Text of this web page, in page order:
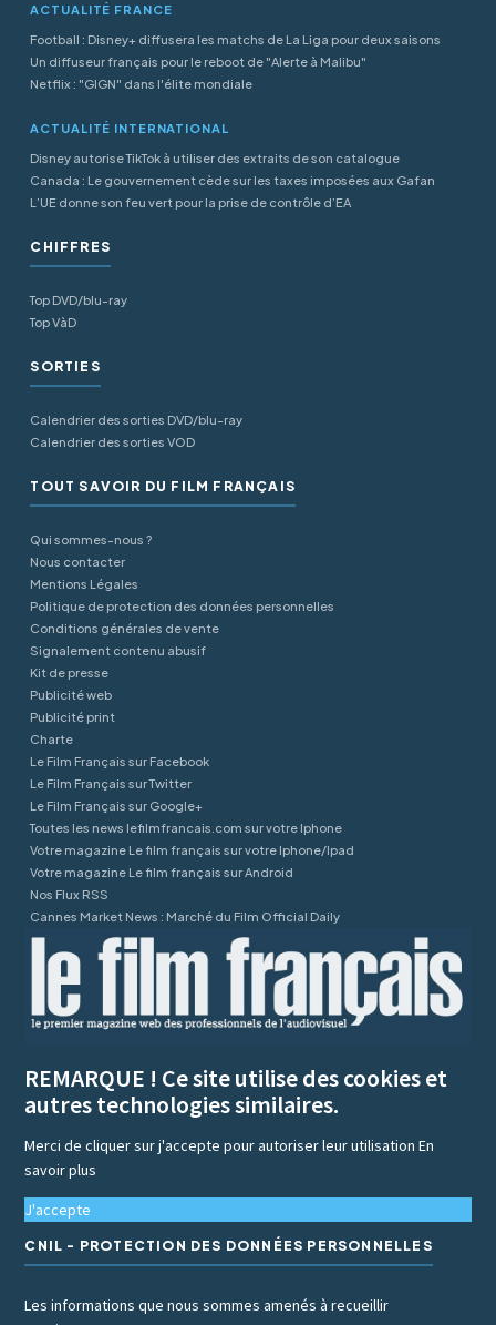
ACTUALITÉ FRANCE
Football : Disney+ diffusera les matchs de La Liga pour deux saisons
Un diffuseur français pour le reboot de "Alerte à Malibu"
Netflix : "GIGN" dans l'élite mondiale
ACTUALITÉ INTERNATIONAL
Disney autorise TikTok à utiliser des extraits de son catalogue
Canada : Le gouvernement cède sur les taxes imposées aux Gafan
L’UE donne son feu vert pour la prise de contrôle d’EA
CHIFFRES
Top DVD/blu-ray
Top VàD
SORTIES
Calendrier des sorties DVD/blu-ray
Calendrier des sorties VOD
TOUT SAVOIR DU FILM FRANÇAIS
Qui sommes-nous ?
Nous contacter
Mentions Légales
Politique de protection des données personnelles
Conditions générales de vente
Signalement contenu abusif
Kit de presse
Publicité web
Publicité print
Charte
Le Film Français sur Facebook
Le Film Français sur Twitter
Le Film Français sur Google+
Toutes les news lefilmfrancais.com sur votre Iphone
Votre magazine Le film français sur votre Iphone/Ipad
Votre magazine Le film français sur Android
Nos Flux RSS
Cannes Market News : Marché du Film Official Daily
REMARQUE ! Ce site utilise des cookies et
autres technologies similaires.
Merci de cliquer sur j'accepte pour autoriser leur utilisationEn
savoir plus
J'accepte
CNIL - PROTECTION DES DONNÉES PERSONNELLES
Les informations que nous sommes amenés à recueillir